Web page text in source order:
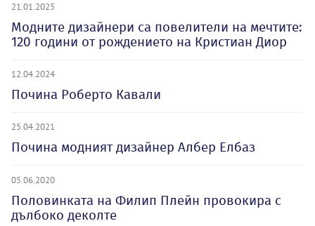
21.01.2025
Модните дизайнери са повелители на мечтите:
120 години от рождението на Кристиан Диор
12.04.2024
Почина Роберто Кавали
25.04.2021
Почина модният дизайнер Албер Елбаз
05.06.2020
Половинката на Филип Плейн провокира с
дълбоко деколте